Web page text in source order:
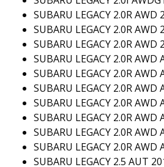
SUBARU LEGACY 2.0R AWD
SUBARU LEGACY 2.0R AWD
SUBARU LEGACY 2.0R AWD
SUBARU LEGACY 2.0R AWD
SUBARU LEGACY 2.0R AWD
SUBARU LEGACY 2.0R AWD
SUBARU LEGACY 2.0R AWD
SUBARU LEGACY 2.0R AWD
SUBARU LEGACY 2.0R AWD
SUBARU LEGACY 2.0R AWD
SUBARU LEGACY 2.5 AUT